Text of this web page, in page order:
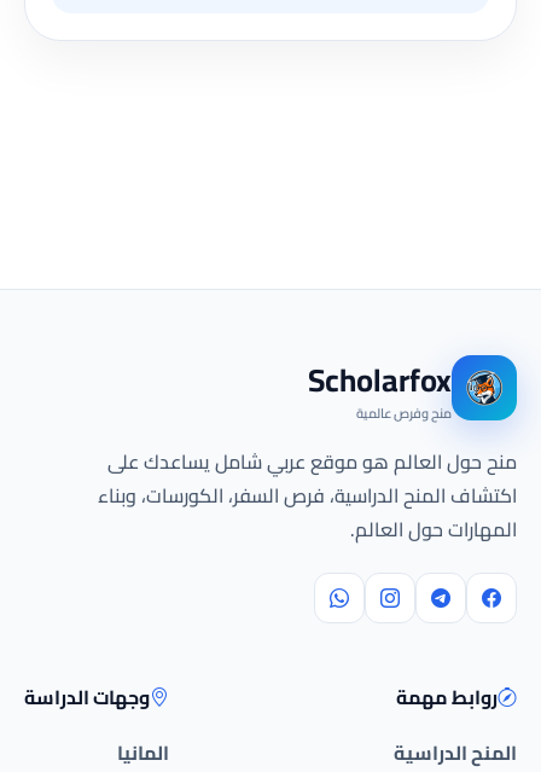
Scholarfox
منح وفرص عالمية
منح حول العالم هو موقع عربي شامل يساعدك على
اكتشاف المنح الدراسية، فرص السفر، الكورسات، وبناء
المهارات حول العالم.
روابط مهمة
المنح الدراسية
وجهات الدراسة
المانيا